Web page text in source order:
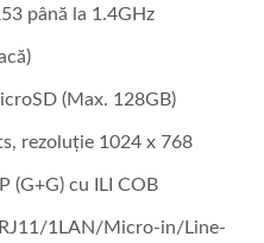
până la 1.4GHz
(Max. 128GB)
rezoluție 1024 x 768
(G+G) cu ILI COB
1LAN/Micro-in/Line-